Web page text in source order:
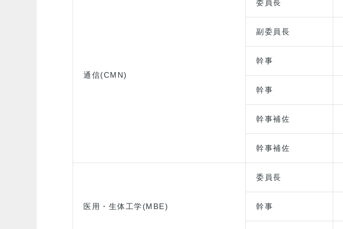
通信(CMN)
委員長
副委員長
幹事
幹事
幹事補佐
幹事補佐
医用・生体工学(MBE)
委員長
幹事